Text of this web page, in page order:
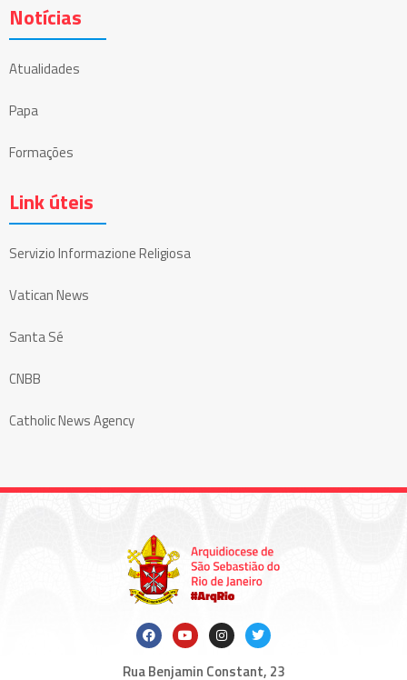
Notícias
Atualidades
Papa
Formações
Link úteis
Servizio Informazione Religiosa
Vatican News
Santa Sé
CNBB
Catholic News Agency
Rua Benjamin Constant, 23